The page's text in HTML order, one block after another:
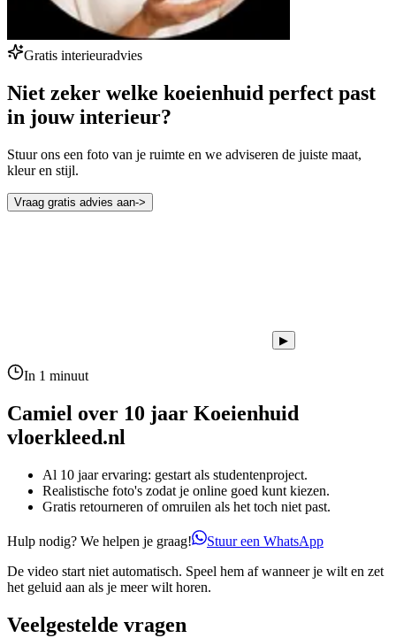
Gratis interieuradvies
Niet zeker welke koeienhuid perfect past
in jouw interieur?
Stuur ons een foto van je ruimte en we adviseren de juiste maat,
kleur en stijl.
Vraag gratis advies aan->
▶
In 1 minuut
Camiel over 10 jaar Koeienhuid
vloerkleed.nl
Al 10 jaar ervaring: gestart als studentenproject.
Realistische foto's zodat je online goed kunt kiezen.
Gratis retourneren of omruilen als het toch niet past.
Hulp nodig? We helpen je graag!
Stuur een WhatsApp
De video start niet automatisch. Speel hem af wanneer je wilt en zet
het geluid aan als je meer wilt horen.
Veelgestelde vragen